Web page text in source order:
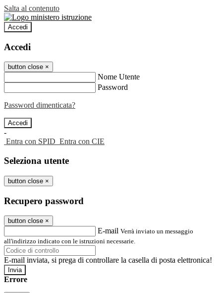
Salta al contenuto
Accedi
Accedi
button close ×
Nome Utente
Password
Password dimenticata?
-
Entra con SPID Entra con CIE
Seleziona utente
button close ×
Recupero password
button close ×
E-mail Verrà inviato un messaggio
all'indirizzo indicato con le istruzioni necessarie.
E-mail inviata, si prega di controllare la casella di posta elettronica!
Errore